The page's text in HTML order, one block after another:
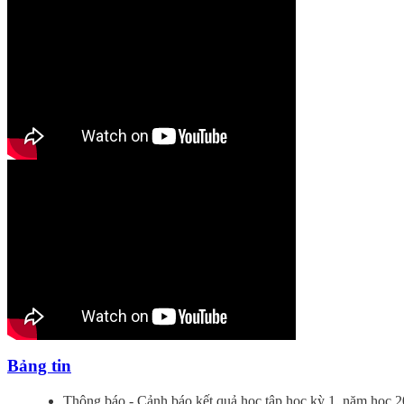
Bảng tin
Thông báo - Cảnh báo kết quả học tập học kỳ 1, năm học